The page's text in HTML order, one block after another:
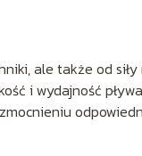
ale także od
i wydajność